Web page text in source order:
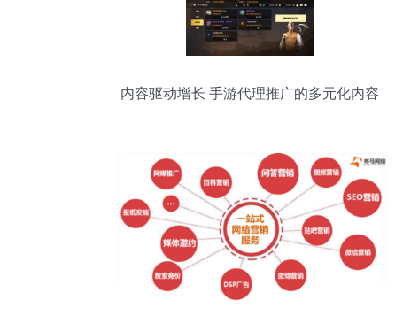
内容驱动增长 手游代理推广的多元化内容